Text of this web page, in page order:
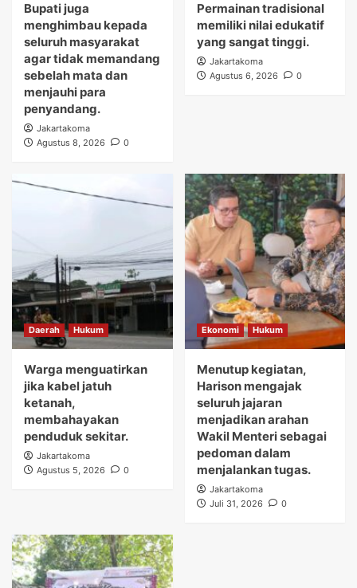
Bupati juga
menghimbau kepada
seluruh masyarakat
agar tidak memandang
sebelah mata dan
menjauhi para
penyandang.
Jakartakoma
Agustus 8, 2026
0
Permainan tradisional
memiliki nilai edukatif
yang sangat tinggi.
Jakartakoma
Agustus 6, 2026
0
Daerah Hukum
Warga menguatirkan
jika kabel jatuh
ketanah,
membahayakan
penduduk sekitar.
Jakartakoma
Agustus 5, 2026
0
Ekonomi Hukum
Menutup kegiatan,
Harison mengajak
seluruh jajaran
menjadikan arahan
Wakil Menteri sebagai
pedoman dalam
menjalankan tugas.
Jakartakoma
Juli 31, 2026
0